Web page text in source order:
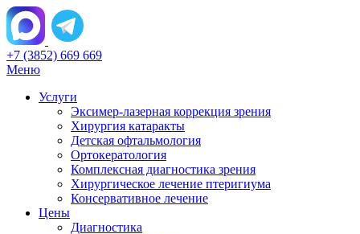
+7 (3852) 669 669
Меню
Услуги
Эксимер-лазерная коррекция зрения
Хирургия катаракты
Детская офтальмология
Ортокератология
Комплексная диагностика зрения
Хирургическое лечение птеригиума
Консервативное лечение
Цены
Диагностика